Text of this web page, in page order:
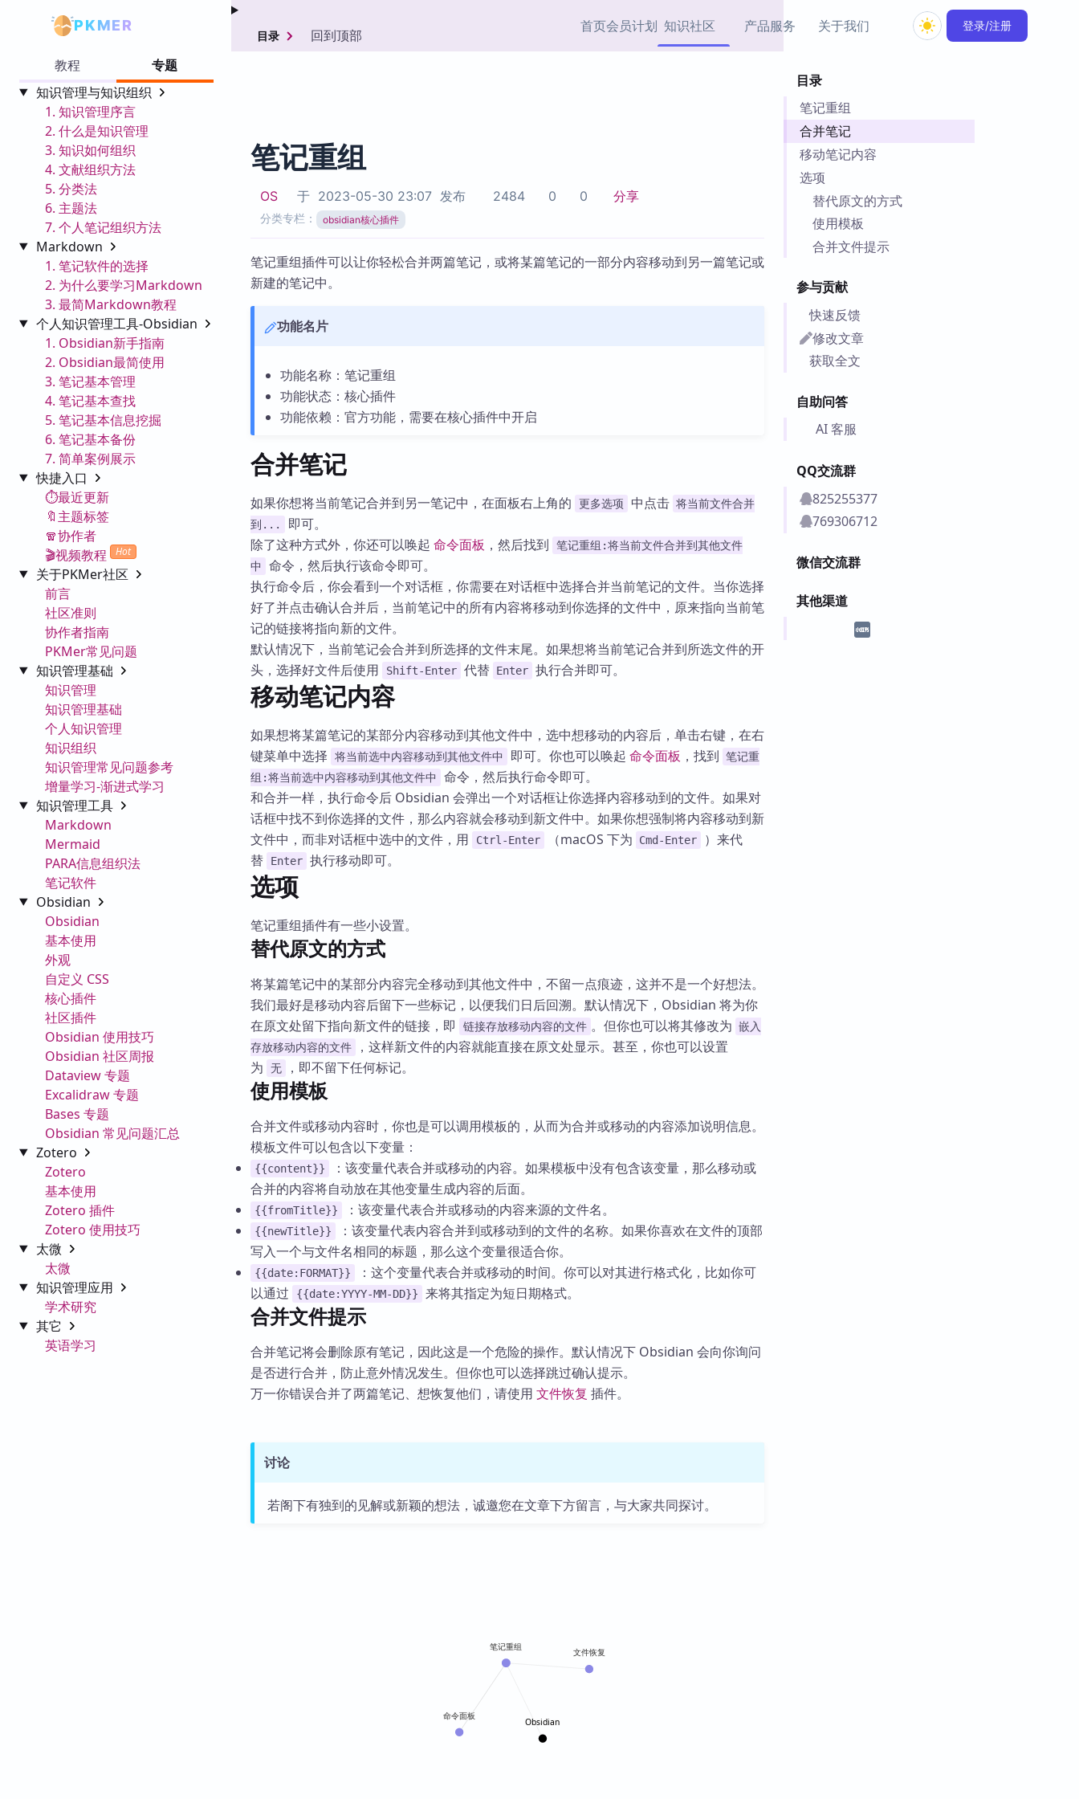
PKMER 首页会员计划 知识社区
Obsidian 专题
产品服务
加速访问 Obsidian 官方
Zotero 插件 挂件集市
主题下载与外观美化
Zotero 教程
关于我们 登录/注册
教程
专题
知识管理与知识组织
1. 知识管理序言
2. 什么是知识管理
3. 知识如何组织
4. 文献组织方法
5. 分类法
6. 主题法
7. 个人笔记组织方法
Markdown
1. 笔记软件的选择
2. 为什么要学习Markdown
3. 最简Markdown教程
个人知识管理工具-Obsidian
1. Obsidian新手指南
2. Obsidian最简使用
3. 笔记基本管理
4. 笔记基本查找
5. 笔记基本信息挖掘
6. 笔记基本备份
7. 简单案例展示
快捷入口
⏱️最近更新
🔖主题标签
🧣协作者
🎬视频教程
Hot
关于PKMer社区
前言
社区准则
协作者指南
PKMer常见问题
知识管理基础
知识管理
知识管理基础
个人知识管理
知识组织
知识管理常见问题参考
增量学习-渐进式学习
知识管理工具
Markdown
Mermaid
PARA信息组织法
笔记软件
Obsidian
Obsidian
基本使用
外观
自定义 CSS
核心插件
社区插件
Obsidian 使用技巧
Obsidian 社区周报
Dataview 专题
Excalidraw 专题
Bases 专题
Obsidian 常见问题汇总
Zotero
Zotero
基本使用
Zotero 插件
Zotero 使用技巧
太微
太微
知识管理应用
学术研究
其它
英语学习
目录
笔记重组
合并笔记
移动笔记内容
选项
替代原文的方式
使用模板
合并文件提示
参与贡献
快速反馈
修改文章
获取全文
自助问答
AI 客服
QQ交流群
825255377
769306712
微信交流群
其他渠道
目录 回到顶部
笔记重组
OS 于 2023-05-30 23:07 发布 2484 0 0 分享
分类专栏： obsidian核心插件
笔记重组插件可以让你轻松合并两篇笔记，或将某篇笔记的一部分内容移动到另一篇笔记或
新建的笔记中。
功能名片
功能名称：笔记重组
功能状态：核心插件
功能依赖：官方功能，需要在核心插件中开启
合并笔记
如果你想将当前笔记合并到另一笔记中，在面板右上角的 更多选项 中点击 将当前文件合并
到...
即可。
除了这种方式外，你还可以唤起 命令面板 ，然后找到
笔记重组:将当前文件合并到其他文件
中
命令，然后执行该命令即可。
执行命令后，你会看到一个对话框，你需要在对话框中选择合并当前笔记的文件。当你选择
好了并点击确认合并后，当前笔记中的所有内容将移动到你选择的文件中，原来指向当前笔
记的链接将指向新的文件。
默认情况下，当前笔记会合并到所选择的文件末尾。如果想将当前笔记合并到所选文件的开
头，选择好文件后使用
Shift-Enter 代替 Enter 执行合并即可。
移动笔记内容
如果想将某篇笔记的某部分内容移动到其他文件中，选中想移动的内容后，单击右键，在右
键菜单中选择
将当前选中内容移动到其他文件中 即可。你也可以唤起 命令面板 ，找到 笔记重
组:将当前选中内容移动到其他文件中
命令，然后执行命令即可。
和合并一样，执行命令后 Obsidian 会弹出一个对话框让你选择内容移动到的文件。如果对
话框中找不到你选择的文件，那么内容就会移动到新文件中。如果你想强制将内容移动到新
文件中，而非对话框中选中的文件，用
Ctrl-Enter （macOS 下为 Cmd-Enter
）来代
替
Enter 执行移动即可。
选项
笔记重组插件有一些小设置。
替代原文的方式
将某篇笔记中的某部分内容完全移动到其他文件中，不留一点痕迹，这并不是一个好想法。
我们最好是移动内容后留下一些标记，以便我们日后回溯。默认情况下，Obsidian 将为你
在原文处留下指向新文件的链接，即
链接存放移动内容的文件 。但你也可以将其修改为 嵌入
存放移动内容的文件
，这样新文件的内容就能直接在原文处显示。甚至，你也可以设置
为
无 ，即不留下任何标记。
使用模板
合并文件或移动内容时，你也是可以调用模板的，从而为合并或移动的内容添加说明信息。
模板文件可以包含以下变量：
{{content}}
：该变量代表合并或移动的内容。如果模板中没有包含该变量，那么移动或
合并的内容将自动放在其他变量生成内容的后面。
{{fromTitle}} ：该变量代表合并或移动的内容来源的文件名。
{{newTitle}}
：该变量代表内容合并到或移动到的文件的名称。如果你喜欢在文件的顶部
写入一个与文件名相同的标题，那么这个变量很适合你。
{{date:FORMAT}}
：这个变量代表合并或移动的时间。你可以对其进行格式化，比如你可
以通过
{{date:YYYY-MM-DD}} 来将其指定为短日期格式。
合并文件提示
合并笔记将会删除原有笔记，因此这是一个危险的操作。默认情况下 Obsidian 会向你询问
是否进行合并，防止意外情况发生。但你也可以选择跳过确认提示。
万一你错误合并了两篇笔记、想恢复他们，请使用 文件恢复 插件。
讨论
若阁下有独到的见解或新颖的想法，诚邀您在文章下方留言，与大家共同探讨。
Obsidian
文件恢复
命令面板
笔记重组